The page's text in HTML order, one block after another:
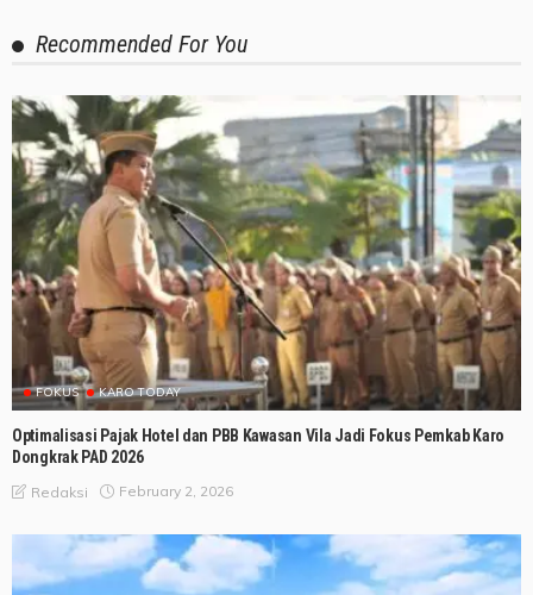
Recommended For You
FOKUS KARO TODAY
Optimalisasi Pajak Hotel dan PBB Kawasan Vila Jadi Fokus Pemkab Karo
Dongkrak PAD 2026
Redaksi February 2, 2026